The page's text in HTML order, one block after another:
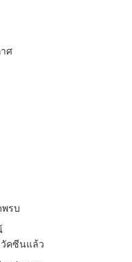
ศ
รบ
คซีนแล้ว